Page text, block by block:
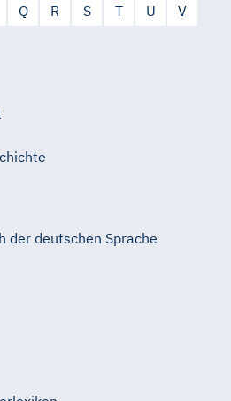
Q R S T U
V
der deutschen Sprache